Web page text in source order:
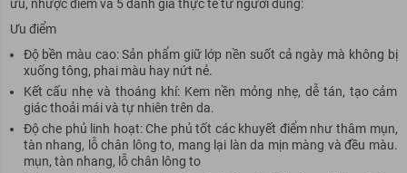
ưu, nhược điểm và 5 đánh giá thực tế từ người dùng:
Ưu điểm
Độ bền màu cao: Sản phẩm giữ lớp nền suốt cả ngày mà không bị
xuống tông, phai màu hay nứt nẻ.
Kết cấu nhẹ và thoáng khí: Kem nền mỏng nhẹ, dễ tán, tạo cảm
giác thoải mái và tự nhiên trên da.
Độ che phủ linh hoạt: Che phủ tốt các khuyết điểm như thâm mụn,
tàn nhang, lỗ chân lông to, mang lại làn da mịn màng và đều màu.
mụn, tàn nhang, lỗ chân lông to